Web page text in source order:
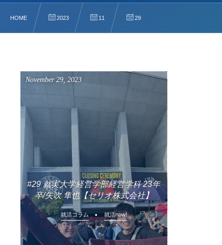
HOME 2023 11 29
November 29,2023
#29 就実大学経営学部経営学科 23年
卒/矢吹 隼也【セリオ株式会社】
就活コラム 就活now!